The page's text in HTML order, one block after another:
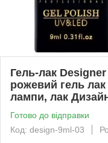
Гель-лак Designer
рожевий гель
лампи, лак
Готово до відправки
Код: design-9ml-03